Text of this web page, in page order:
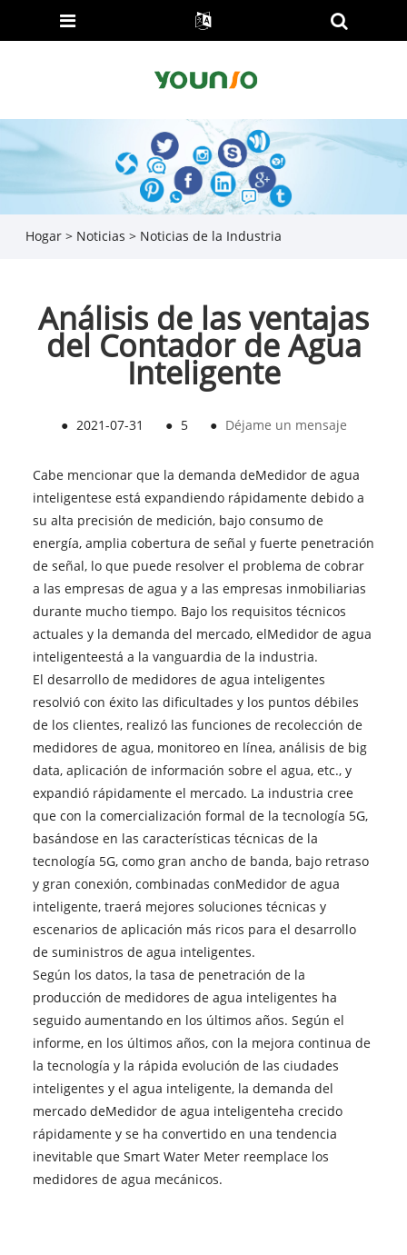
Hogar > Noticias > Noticias de la Industria
Análisis de las ventajas
del Contador de Agua
Inteligente
● 2021-07-31 ● 5 ● Déjame un mensaje
Cabe mencionar que la demanda deMedidor de agua
inteligentese está expandiendo rápidamente debido a
su alta precisión de medición, bajo consumo de
energía, amplia cobertura de señal y fuerte penetración
de señal, lo que puede resolver el problema de cobrar
a las empresas de agua y a las empresas inmobiliarias
durante mucho tiempo. Bajo los requisitos técnicos
actuales y la demanda del mercado, elMedidor de agua
inteligenteestá a la vanguardia de la industria.
El desarrollo de medidores de agua inteligentes
resolvió con éxito las dificultades y los puntos débiles
de los clientes, realizó las funciones de recolección de
medidores de agua, monitoreo en línea, análisis de big
data, aplicación de información sobre el agua, etc., y
expandió rápidamente el mercado. La industria cree
que con la comercialización formal de la tecnología 5G,
basándose en las características técnicas de la
tecnología 5G, como gran ancho de banda, bajo retraso
y gran conexión, combinadas conMedidor de agua
inteligente, traerá mejores soluciones técnicas y
escenarios de aplicación más ricos para el desarrollo
de suministros de agua inteligentes.
Según los datos, la tasa de penetración de la
producción de medidores de agua inteligentes ha
seguido aumentando en los últimos años. Según el
informe, en los últimos años, con la mejora continua de
la tecnología y la rápida evolución de las ciudades
inteligentes y el agua inteligente, la demanda del
mercado deMedidor de agua inteligenteha crecido
rápidamente y se ha convertido en una tendencia
inevitable que Smart Water Meter reemplace los
medidores de agua mecánicos.